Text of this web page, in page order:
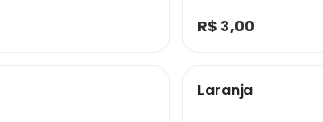
R$ 3,00
Laranja